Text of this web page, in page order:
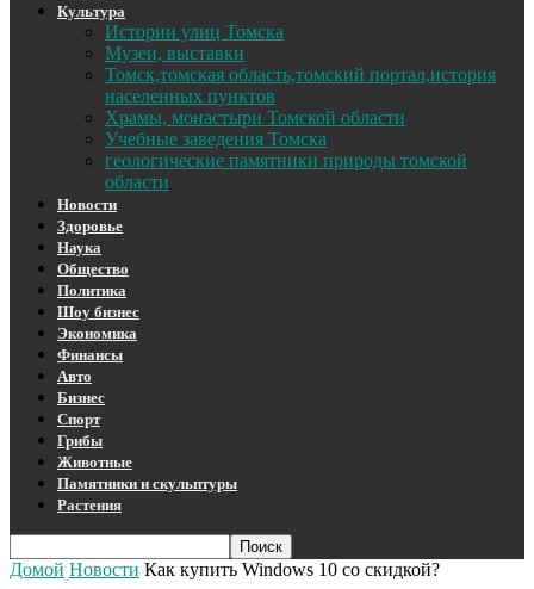
Культура
Истории улиц Томска
Музеи, выставки
Томск,томская область,томский портал,история
населенных пунктов
Храмы, монастыри Томской области
Учебные заведения Томска
геологические памятники природы томской
области
Новости
Здоровье
Наука
Общество
Политика
Шоу бизнес
Экономика
Финансы
Авто
Бизнес
Спорт
Грибы
Животные
Памятники и скульптуры
Растения
Домой Новости Как купить Windows 10 со скидкой?